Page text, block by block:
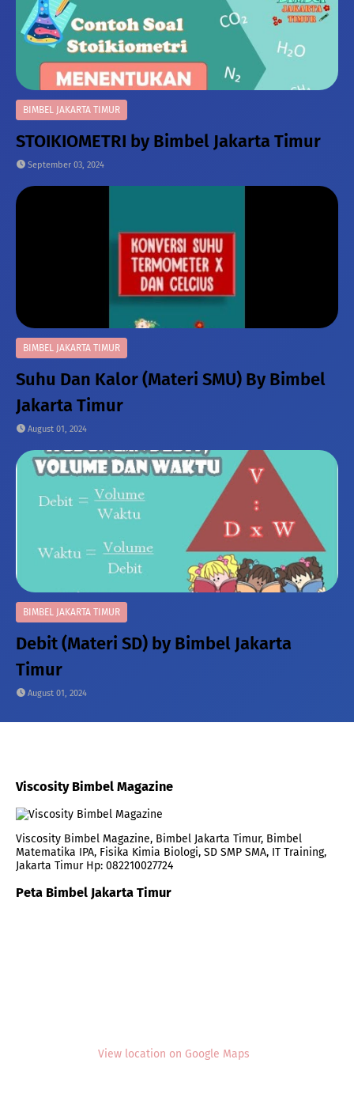
BIMBEL JAKARTA TIMUR
STOIKIOMETRI by Bimbel Jakarta Timur
September 03, 2024
BIMBEL JAKARTA TIMUR
Suhu Dan Kalor (Materi SMU) By Bimbel
Jakarta Timur
August 01, 2024
BIMBEL JAKARTA TIMUR
Debit (Materi SD) by Bimbel Jakarta
Timur
August 01, 2024
Viscosity Bimbel Magazine
Viscosity Bimbel Magazine, Bimbel Jakarta Timur, Bimbel
Matematika IPA, Fisika Kimia Biologi, SD SMP SMA, IT Training,
Jakarta Timur Hp: 082210027724
Peta Bimbel Jakarta Timur
View location on Google Maps